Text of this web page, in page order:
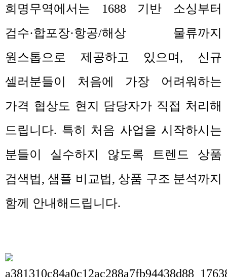
희명무역에서는 1688 기반 소싱부터
검수·합포장·항공/해상 물류까지
원스톱으로 제공하고 있으며 , 신규
셀러분들이 처음에 가장 어려워하는
가격 협상도 현지 담당자가 직접 처리해
드립니다. 특히 처음 사업을 시작하시는
분들이 실수하지 않도록 트렌드 상품
검색법,샘플 비교법, 상품 구조 분석까지
함께 안내해드립니다.